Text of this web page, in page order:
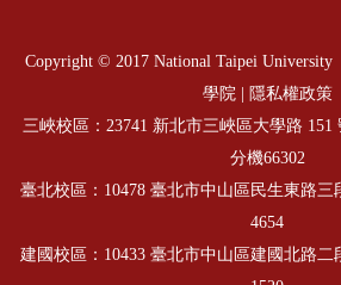
Copyright © 2017 National Taipei
學院 | 隱私權政策
三峽校區：23741 新北市三峽區大學路 151
分機66302
臺北校區：10478 臺北市中山區民生東路三
4654
建國校區：10433 臺北市中山區建國北路二